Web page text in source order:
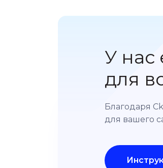
У нас
для
Благодаря
для вашего